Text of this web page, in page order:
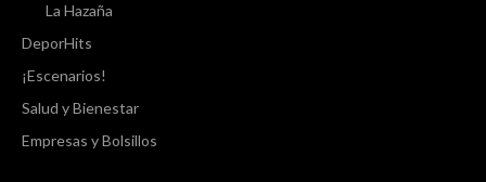
La Hazaña
DeporHits
¡Escenarios!
Salud y Bienestar
Empresas y Bolsillos